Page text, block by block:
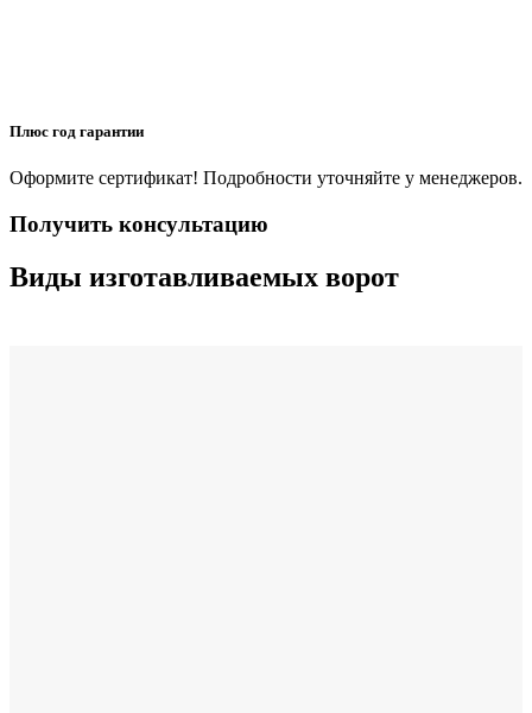
Плюс год гарантии
Оформите сертификат! Подробности уточняйте у менеджеров.
Получить консультацию
Виды изготавливаемых ворот